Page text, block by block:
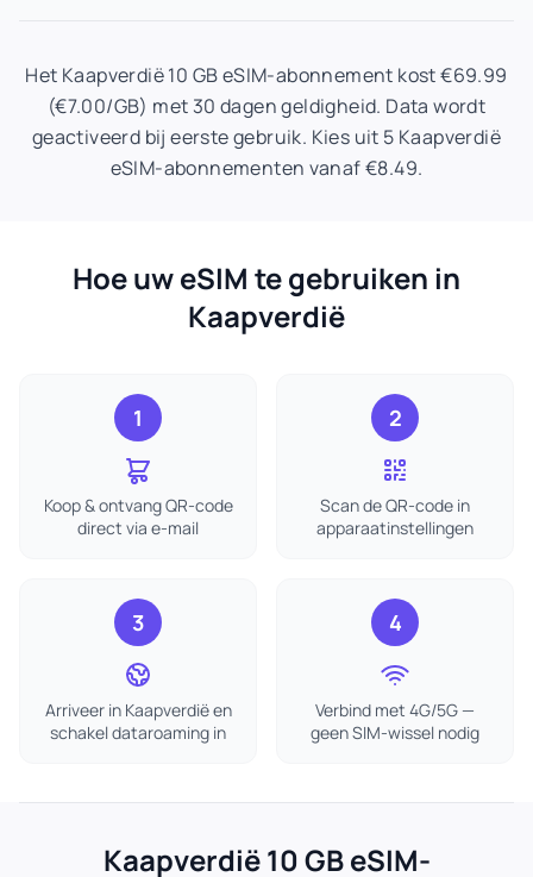
Het Kaapverdië 10 GB eSIM-abonnement kost €69.99
(€7.00/GB) met 30 dagen geldigheid. Data wordt
geactiveerd bij eerste gebruik. Kies uit 5 Kaapverdië
eSIM-abonnementen vanaf €8.49.
Hoe uw eSIM te gebruiken in
Kaapverdië
1
Koop & ontvang QR-code
direct via e-mail
2
Scan de QR-code in
apparaatinstellingen
3
Arriveer in Kaapverdië en
schakel dataroaming in
4
Verbind met 4G/5G —
geen SIM-wissel nodig
Kaapverdië 10 GB eSIM-